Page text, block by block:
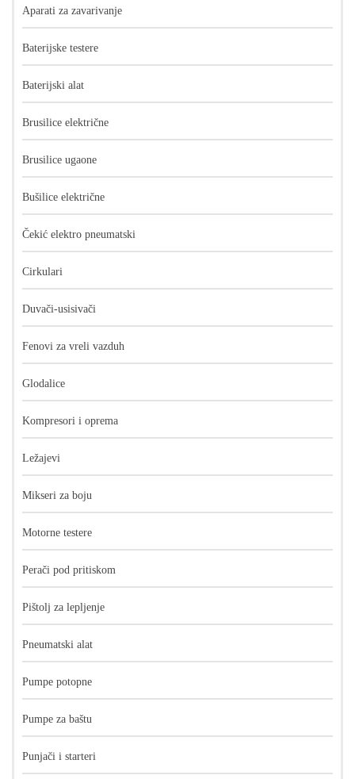
Aparati za zavarivanje
Baterijske testere
Baterijski alat
Brusilice električne
Brusilice ugaone
Bušilice električne
Čekić elektro pneumatski
Cirkulari
Duvači-usisivači
Fenovi za vreli vazduh
Glodalice
Kompresori i oprema
Ležajevi
Mikseri za boju
Motorne testere
Perači pod pritiskom
Pištolj za lepljenje
Pneumatski alat
Pumpe potopne
Pumpe za baštu
Punjači i starteri